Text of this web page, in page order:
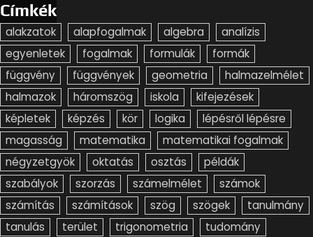
Címkék
alakzatok alapfogalmak algebra
analízis
egyenletek
fogalmak formulák
formák
függvény
függvények geometria
halmazelmélet
halmazok
háromszög iskola
kifejezések
képletek
képzés kör logika
lépésről lépésre
magasság
matematika
matematikai fogalmak
négyzetgyök
oktatás osztás
példák
szabályok
szorzás számelmélet
számok
számítás
számítások szög szögek
tanulmány
tanulás
terület trigonometria
tudomány